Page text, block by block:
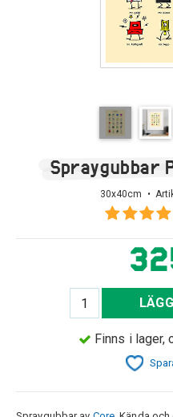
Spraygubbar
30x40cm •
Finns i lager,